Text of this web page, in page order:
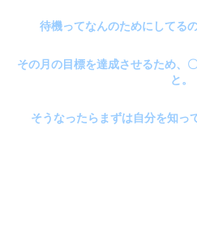
待機ってなんのためにしてる
その月の目標を達成させるため、
と。
そうなったらまずは自分を知っ